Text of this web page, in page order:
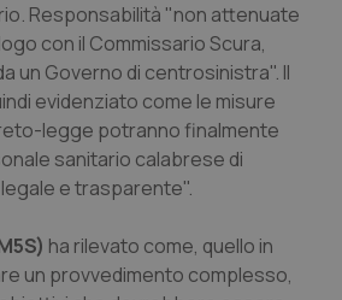
Responsabilità "non attenuate
con il Commissario Scura,
un Governo di centrosinistra". Il
evidenziato come le misure
legge potranno finalmente
sanitario calabrese di
e trasparente".
ha rilevato come, quello in
un provvedimento complesso,